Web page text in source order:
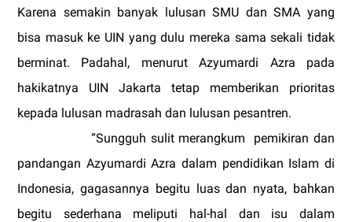
Karena semakin banyak lulusan SMU dan SMA yang
bisa masuk ke UIN yang dulu mereka sama sekali tidak
berminat. Padahal, menurut Azyumardi Azra pada
hakikatnya UIN Jakarta tetap memberikan prioritas
kepada lulusan madrasah dan lulusan pesantren.
“Sungguh sulit merangkum
pemikiran dan
pandangan Azyumardi Azra dalam pendidikan Islam di
Indonesia, gagasannya begitu luas dan nyata, bahkan
begitu sederhana meliputi hal-hal dan isu dalam